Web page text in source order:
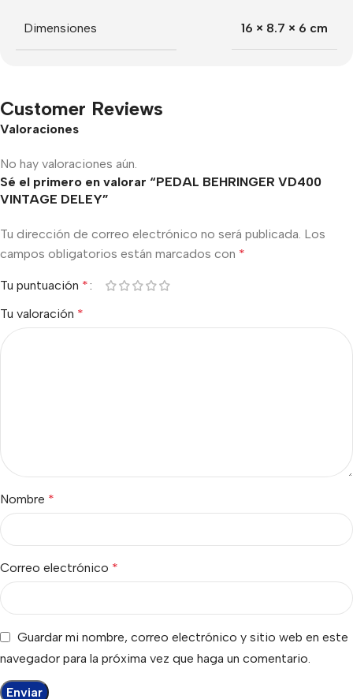
Dimensiones 16 × 8.7 × 6 cm
Customer Reviews
Valoraciones
No hay valoraciones aún.
Sé el primero en valorar “PEDAL BEHRINGER VD400
VINTAGE DELEY”
Tu dirección de correo electrónico no será publicada. Los
campos obligatorios están marcados con *
Tu puntuación *
Tu valoración *
Nombre *
Correo electrónico *
Guardar mi nombre, correo electrónico y sitio web en este
navegador para la próxima vez que haga un comentario.